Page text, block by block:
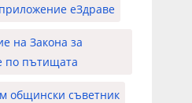
еЗдраве
на Закона за
по пътищата
общински съветник